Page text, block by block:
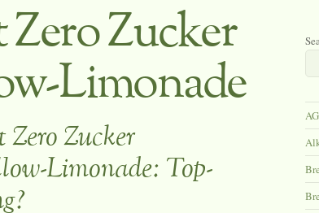
Zucker
Limonade
Zero Zucker
Limonade: Top-